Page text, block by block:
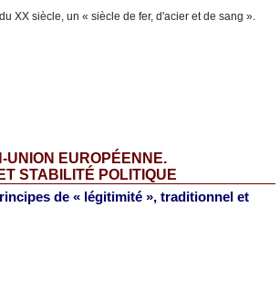
XX siècle, un « siècle de fer, d'acier et de sang ».
UNION EUROPÉENNE.
STABILITÉ POLITIQUE
de « légitimité », traditionnel et